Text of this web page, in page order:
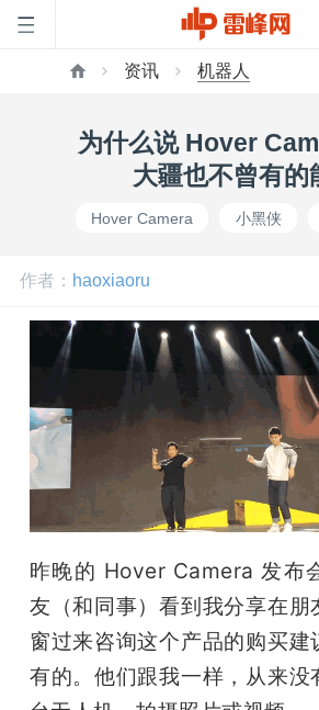
网
公
开
课
动
资讯 机器人
为什么说 Hover
大疆也不曾有的
Hover Camera 小黑侠
作者： haoxiaoru
昨晚的 Hover Camera 发布
友（和同事）看到我分享在朋
窗过来咨询这个产品的购买建
有的。他们跟我一样，从来没